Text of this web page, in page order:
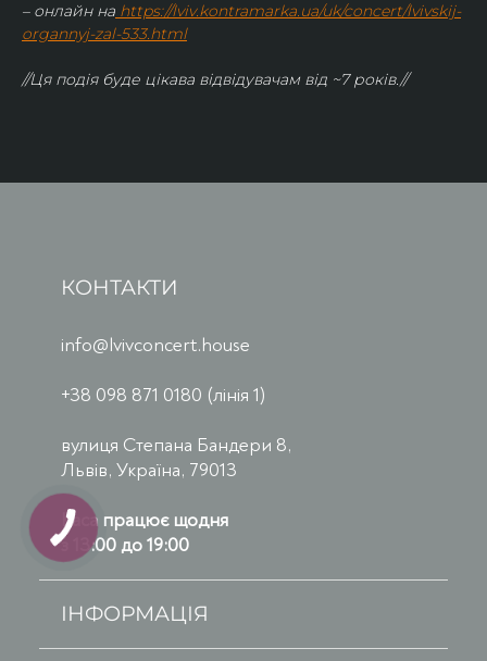
– онлайн на https://lviv.kontramarka.ua/uk/concert/lvivskij-
organnyj-zal-533.html
//Ця подія буде цікава відвідувачам від ~7 років.//
КОНТАКТИ
info@lvivconcert.house
+38 098 871 0180 (лінія 1)
вулиця Степана Бандери 8,
Львів, Україна, 79013
Каса працює щодня
з 13:00 до 19:00
ІНФОРМАЦІЯ